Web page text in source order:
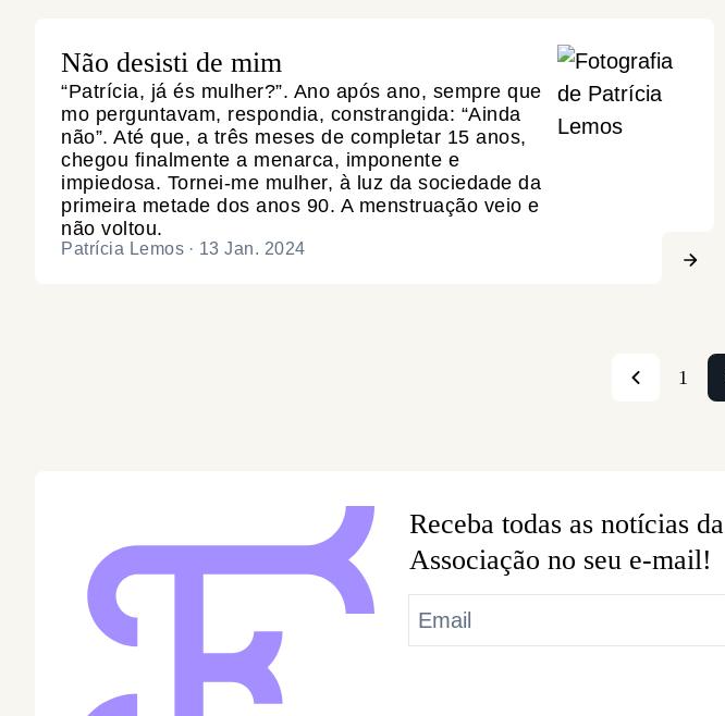
Não desisti de mim
“Patrícia, já és mulher?”. Ano após ano, sempre que
mo perguntavam, respondia, constrangida: “Ainda
não”. Até que, a três meses de completar 15 anos,
chegou finalmente a menarca, imponente e
impiedosa. Tornei-me mulher, à luz da sociedade da
primeira metade dos anos 90. A menstruação veio e
não voltou.
Patrícia Lemos · 13 Jan. 2024
1
Receba todas as notícias da
Associação no seu e-mail!